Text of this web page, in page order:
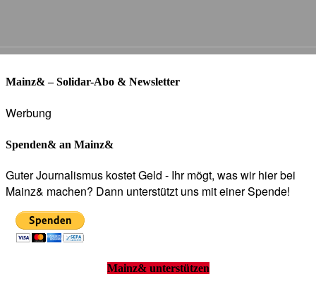
Mainz& – Solidar-Abo & Newsletter
Werbung
Spenden& an Mainz&
Guter Journalismus kostet Geld - Ihr mögt, was wir hier bei
Mainz& machen? Dann unterstützt uns mit einer Spende!
Mainz& unterstützen